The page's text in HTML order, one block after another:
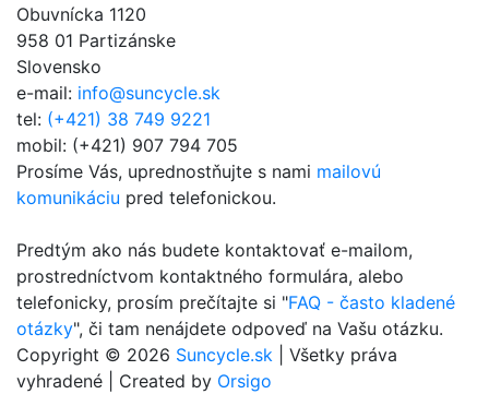
Obuvnícka 1120
958 01 Partizánske
Slovensko
e-mail: info@suncycle.sk
tel: (+421) 38 749 9221
mobil: (+421) 907 794 705
Prosíme Vás, uprednostňujte s nami mailovú
komunikáciu pred telefonickou.
Predtým ako nás budete kontaktovať e-mailom,
prostredníctvom kontaktného formulára, alebo
telefonicky, prosím prečítajte si "FAQ - často kladené
otázky", či tam nenájdete odpoveď na Vašu otázku.
Copyright © 2026 Suncycle.sk | Všetky práva
vyhradené | Created by Orsigo